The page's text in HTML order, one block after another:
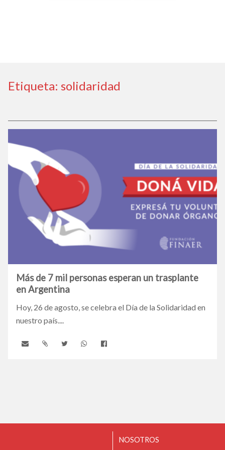
Etiqueta: solidaridad
Más de 7 mil personas esperan un trasplante
en Argentina
Hoy, 26 de agosto, se celebra el Día de la Solidaridad en
nuestro país....
NOSOTROS